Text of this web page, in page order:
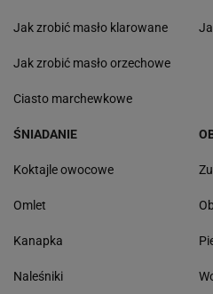
Jak zrobić masło klarowane
Jak zrobić masło orzechowe
Ciasto marchewkowe
ŚNIADANIE
Koktajle owocowe
Omlet
Kanapka
Naleśniki